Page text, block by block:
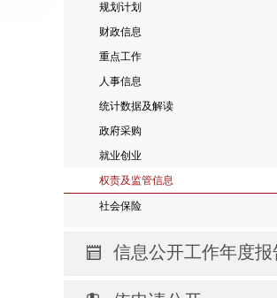
规划计划
财政信息
重点工作
人事信息
统计数据及解读
政府采购
就业创业
权责及监管信息
社会保险
信息公开工作年度报